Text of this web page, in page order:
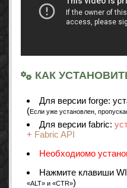
КАК
Для версии forge:
(Если уже установлен,
Для версии fabric:
+ Fabric API
Необходиомо
Нажмите клавиши
«ALT» и «CTR»)